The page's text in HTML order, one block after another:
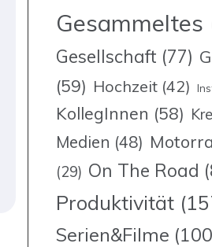
Gesammeltes
Gesellschaft (77)
(59) Hochzeit (42)
KollegInnen (58)
Medien (48)
(29) On The Road
Produktivität
Serien&Filme